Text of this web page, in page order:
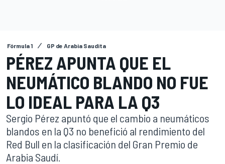
Fórmula 1 GP de Arabia Saudita
PÉREZ APUNTA QUE EL
NEUMÁTICO BLANDO NO FUE
LO IDEAL PARA LA Q3
Sergio Pérez apuntó que el cambio a neumáticos
blandos en la Q3 no benefició al rendimiento del
Red Bull en la clasificación del Gran Premio de
Arabia Saudí.